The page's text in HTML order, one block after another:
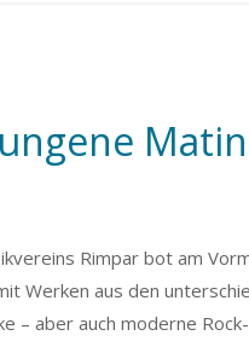
Rimpar bot am
Werken aus den
– aber auch moderne